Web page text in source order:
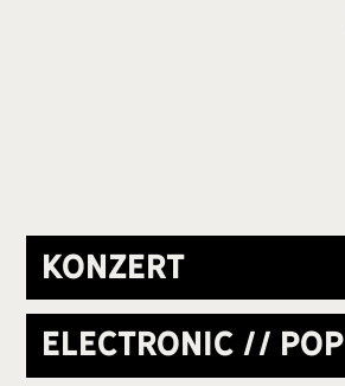
Konzert
Electronic // Pop